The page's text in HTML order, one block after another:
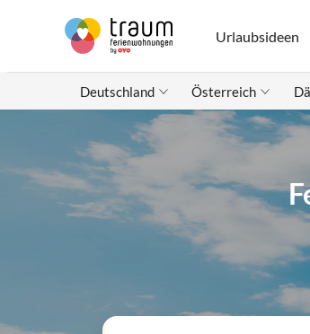
Urlaubsideen
Deutschland Österreich